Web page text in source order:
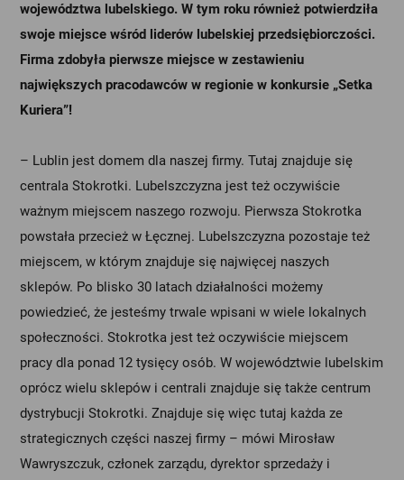
województwa lubelskiego. W tym roku również potwierdziła
swoje miejsce wśród liderów lubelskiej przedsiębiorczości.
Firma zdobyła pierwsze miejsce w zestawieniu
największych pracodawców w regionie w konkursie „Setka
Kuriera”!
– Lublin jest domem dla naszej firmy. Tutaj znajduje się
centrala Stokrotki. Lubelszczyzna jest też oczywiście
ważnym miejscem naszego rozwoju. Pierwsza Stokrotka
powstała przecież w Łęcznej. Lubelszczyzna pozostaje też
miejscem, w którym znajduje się najwięcej naszych
sklepów. Po blisko 30 latach działalności możemy
powiedzieć, że jesteśmy trwale wpisani w wiele lokalnych
społeczności. Stokrotka jest też oczywiście miejscem
pracy dla ponad 12 tysięcy osób. W województwie lubelskim
oprócz wielu sklepów i centrali znajduje się także centrum
dystrybucji Stokrotki. Znajduje się więc tutaj każda ze
strategicznych części naszej firmy – mówi Mirosław
Wawryszczuk, członek zarządu, dyrektor sprzedaży i